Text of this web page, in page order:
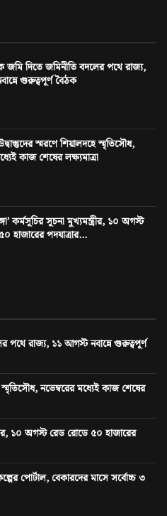
জমি দিতে জমিনীতি বদলের পথে রাজ্য,
গুরুত্বপূর্ণ বৈঠক
স্মরণে শিয়ালদহে স্মৃতিসৌধ,
কাজ শেষের লক্ষ্যমাত্রা
কর্মসূচির সূচনা মুখ্যমন্ত্রীর, ১০ অগস্ট
হাজারের পদযাত্রার...
পথে রাজ্য, ১১ আগস্ট নবান্নে গুরুত্বপূর্ণ
স্মৃতিসৌধ, নভেম্বরের মধ্যেই কাজ শেষের
১০ অগস্ট রেড রোডে ৫০ হাজারের
পোর্টাল, বেকারদের মাসে সর্বোচ্চ ৩